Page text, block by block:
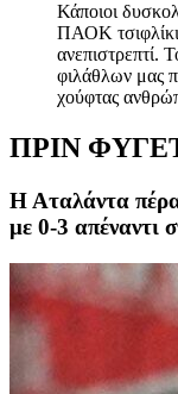
Κάποιοι
ΠΑΟΚ τσιφλίκι
ανεπιστρεπτί.
φιλάθλων μας
χούφτας
ΠΡΙΝ
Η Αταλάντα
με 0-3 απέναντι